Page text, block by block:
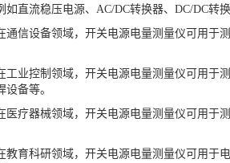
如直流稳压电源、AC/DC转换器、DC/DC转换
通信设备领域，开关电源电量测量仪可用于
工业控制领域，开关电源电量测量仪可用于
设备等。
医疗器械领域，开关电源电量测量仪可用于
教育科研领域，开关电源电量测量仪可用于